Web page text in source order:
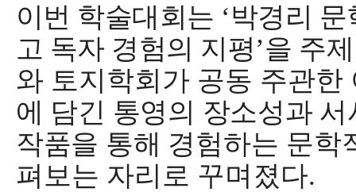
이번 학술대회는 ‘박경리
고 독자 경험의 지평’을 주
와 토지학회가 공동 주관
에 담긴 통영의 장소성과
작품을 통해 경험하는 문학
펴보는 자리로 꾸며졌다.